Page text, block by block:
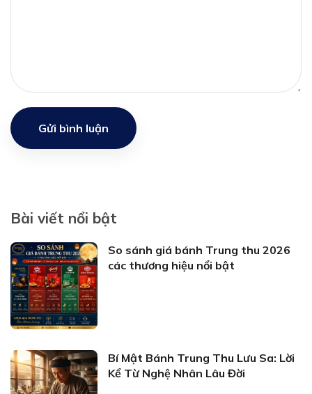
Gửi bình luận
Bài viết nổi bật
So sánh giá bánh Trung thu 2026
các thương hiệu nổi bật
Bí Mật Bánh Trung Thu Lưu Sa: Lời
Kể Từ Nghệ Nhân Lâu Đời